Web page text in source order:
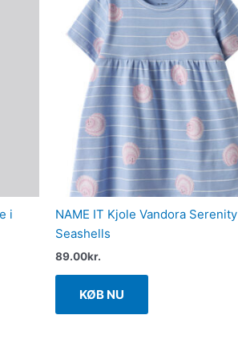
i
NAME IT Kjole Vandora Serenity
Seashells
89.00kr.
KØB NU